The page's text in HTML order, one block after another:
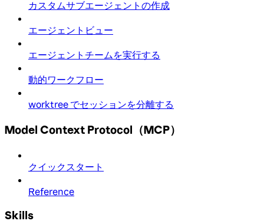
カスタムサブエージェントの作成
エージェントビュー
エージェントチームを実行する
動的ワークフロー
worktree でセッションを分離する
Model Context Protocol（MCP）
クイックスタート
Reference
Skills